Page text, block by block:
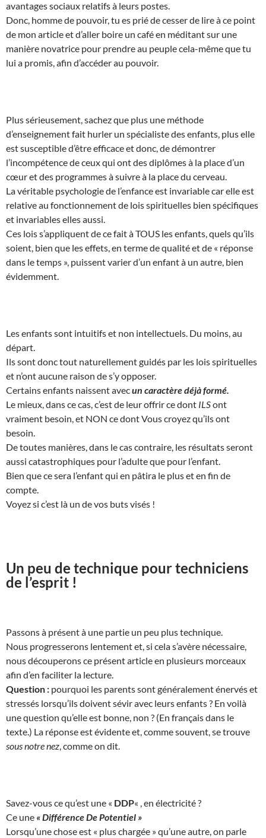
avantages sociaux relatifs à leurs postes.
Donc, homme de pouvoir, tu es prié de cesser de lire à ce point
de mon article et d’aller boire un café en méditant sur une
manière novatrice pour prendre au peuple cela-même que tu
lui a promis, afin d’accéder au pouvoir.
Plus sérieusement, sachez que plus une méthode
d’enseignement fait hurler un spécialiste des enfants, plus elle
est susceptible d’être efficace et donc, de démontrer
l’incompétence de ceux qui ont des diplômes à la place d’un
cœur et des programmes à suivre à la place du cerveau.
La véritable psychologie de l’enfance est invariable car elle est
relative au fonctionnement de lois spirituelles bien spécifiques
et invariables elles aussi.
Ces lois s’appliquent de ce fait à TOUS les enfants, quels qu’ils
soient, bien que les effets, en terme de qualité et de « réponse
dans le temps », puissent varier d’un enfant à un autre, bien
évidemment.
Les enfants sont intuitifs et non intellectuels. Du moins, au
départ.
Ils sont donc tout naturellement guidés par les lois spirituelles
et n’ont aucune raison de s’y opposer.
Certains enfants naissent avecun caractère déjà formé.
Le mieux, dans ce cas, c’est de leur offrir ce dont ILSont
vraiment besoin, et NON ce dont Vous croyez qu’ils ont
besoin.
De toutes manières, dans le cas contraire, les résultats seront
aussi catastrophiques pour l’adulte que pour l’enfant.
Bien que ce sera l’enfant qui en pâtira le plus et en fin de
compte.
Voyez si c’est là un de vos buts visés !
Un peu de technique pour techniciens
de l’esprit !
Passons à présent à une partie un peu plus technique.
Nous progresserons lentement et, si cela s’avère nécessaire,
nous découperons ce présent article en plusieurs morceaux
afin d’en faciliter la lecture.
Question : pourquoi les parents sont généralement énervés et
stressés lorsqu’ils doivent sévir avec leurs enfants ? En voilà
une question qu’elle est bonne, non ? (En français dans le
texte.) La réponse est évidente et, comme souvent, se trouve
sous notre nez , comme on dit.
Savez-vous ce qu’est une « DDP« , en électricité ?
Ce une « Différence De Potentiel »
Lorsqu’une chose est « plus chargée » qu’une autre, on parle